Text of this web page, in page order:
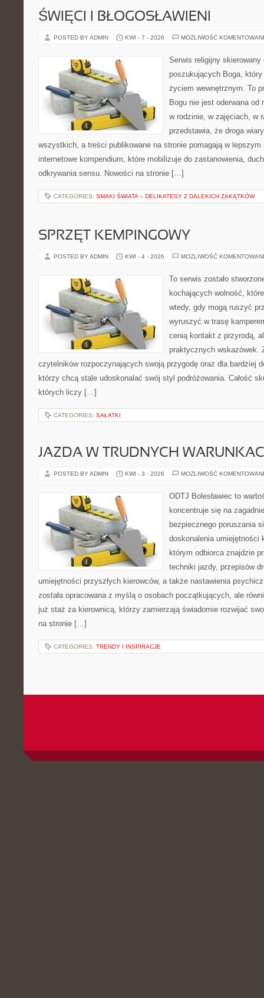
ŚWIĘCI I BŁOGOSŁAWIENI
POSTED BY ADMIN KWI - 7 - 2026 MOŻLIWOŚĆ
Serwis religijny
poszukujących Boga,
życiem wewnętrznym. To
Bogu nie jest oderwana
w rodzinie, w zajęciach, w
przedstawia, że droga
wszystkich, a treści publikowane na stronie pomagają w lepszym
internetowe kompendium, które mobilizuje do zastanowienia,
odkrywania sensu. Nowości na stronie […]
CATEGORIES: SMAKI ŚWIATA – DELIKATESY Z DALEKICH ZAKĄTKÓW
SPRZĘT KEMPINGOWY
POSTED BY ADMIN KWI - 4 - 2026 MOŻLIWOŚĆ
To serwis zostało
kochających wolność,
wtedy, gdy mogą ruszyć
wyruszyć w trasę
cenią kontakt z przyrodą,
praktycznych wskazówek.
czytelników rozpoczynających swoją przygodę oraz dla bardziej
którzy chcą stale udoskonalać swój styl podróżowania. Całość
których liczy […]
CATEGORIES: SAŁATKI
JAZDA W TRUDNYCH
POSTED BY ADMIN KWI - 3 - 2026 MOŻLIWOŚĆ
ODTJ Bolesławiec to
koncentruje się na
bezpiecznego poruszania
doskonalenia umiejętności
którym odbiorca znajdzie
techniki jazdy, przepisów
umiejętności przyszłych kierowców, a także nastawienia
została opracowana z myślą o osobach początkujących, ale
już staż za kierownicą, którzy zamierzają świadomie rozwijać
na stronie […]
CATEGORIES: TRENDY I INSPIRACJE